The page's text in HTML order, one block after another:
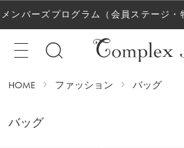
メンバーズプログラム（会員ステージ
た！
HOME ファッション バッグ
バッグ